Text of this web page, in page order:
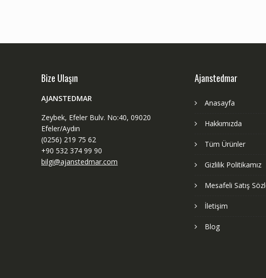
Bize Ulaşın
AJANSTEDMAR
Zeybek, Efeler Bulv. No:40, 09020
Efeler/Aydın
(0256) 219 75 62
+90 532 374 99 90
bilgi@ajanstedmar.com
Ajanstedmar
Anasayfa
Hakkımızda
Tüm Ürünler
Gizlilik Politikamız
Mesafeli Satış
İletişim
Blog